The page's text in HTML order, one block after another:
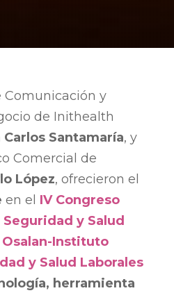
Comunicación y
de Inithealth
Carlos Santamaría, y
Comercial de
López, ofrecieron el
en el IV Congreso
y Salud
Instituto
y Salud Laborales
herramienta